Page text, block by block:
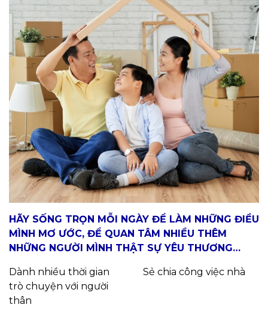
HÃY SỐNG TRỌN MỖI NGÀY ĐỂ LÀM NHỮNG ĐIỀU
MÌNH MƠ ƯỚC, ĐỂ QUAN TÂM NHIỀU THÊM
NHỮNG NGƯỜI MÌNH THẬT SỰ YÊU THƯƠNG…
Dành nhiều thời gian
trò chuyện với người
thân
Sẻ chia công việc nhà